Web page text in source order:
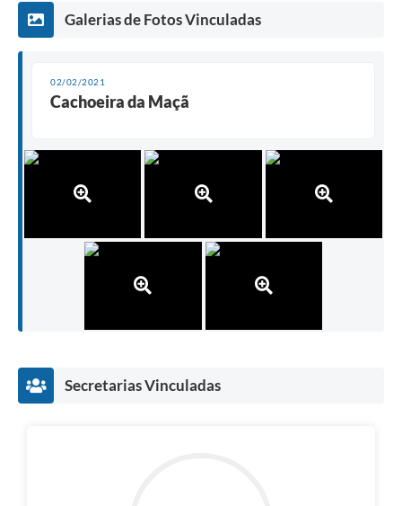
Galerias de Fotos Vinculadas
02/02/2021
Cachoeira da Maçã
Secretarias Vinculadas